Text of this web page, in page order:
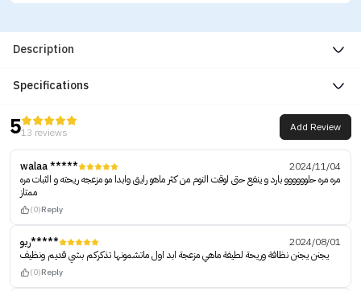
Description
Specifications
513 reviews Add Review
walaa *****
2024/11/04
مره مره حلوووووو بارد و ينفع حتى لوقت النوم من كثر ماهو رايق وابدا مو مزعجه ريحته و الثبات مره
ممتاز
(0)Reply
ريو*****
2024/08/01
يجنن يجنن نظافة وريحة لطيفة ماهي مزعجة ابد اول ماتشمونها تذكركم بشي قديم ونظيف
(0)Reply